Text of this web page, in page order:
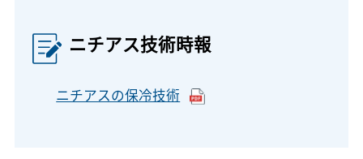
ニチアス技術時報
ニチアスの保冷技術